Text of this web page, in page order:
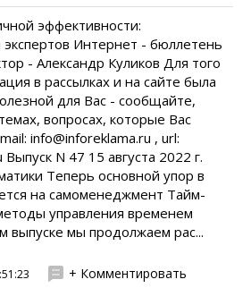
эффективности:
Интернет - бюллетень
- Александр Куликов Для того
в рассылках и на сайте была
для Вас - сообщайте,
вопросах, которые Вас
info@inforeklama.ru , url:
Выпуск N 47 15 августа 2022 г.
Теперь основной упор в
на самоменеджмент Тайм-
управления временем
выпуске мы продолжаем рас...
+ Комментировать